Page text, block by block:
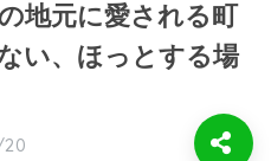
地元に愛される町
い、ほっとする場